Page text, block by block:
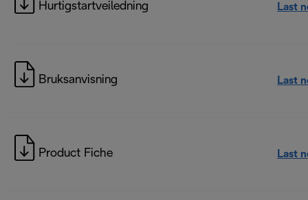
Hurtigstartveiledning Last
Bruksanvisning Last
Product Fiche Last